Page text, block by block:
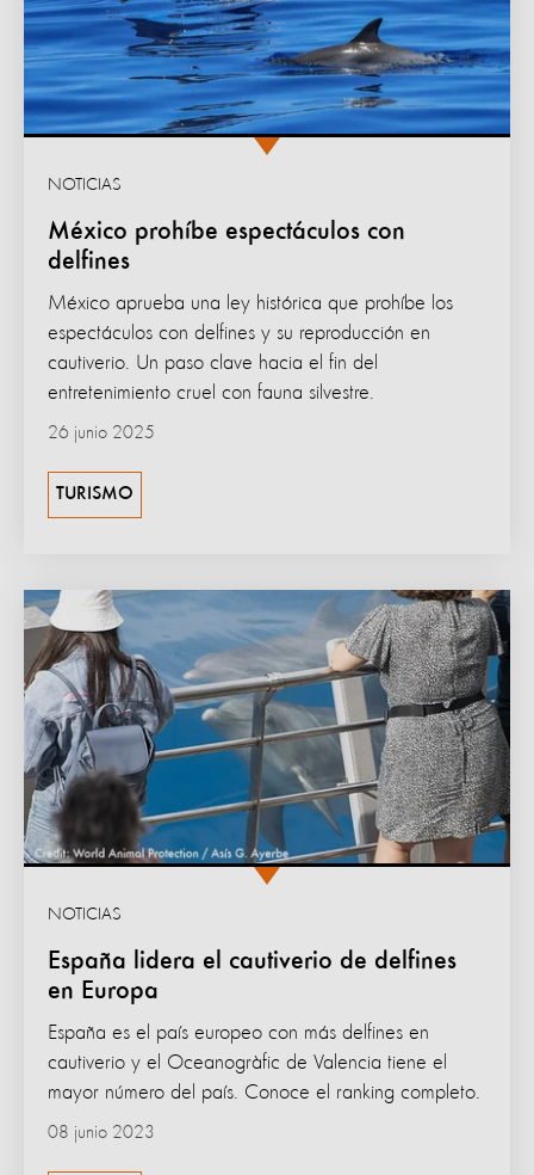
México prohíbe espectáculos con
delfines
NOTICIAS
México aprueba una ley histórica que prohíbe los
espectáculos con delfines y su reproducción en
cautiverio. Un paso clave hacia el fin del
entretenimiento cruel con fauna silvestre.
26 junio 2025
TURISMO
España lidera el cautiverio de delfines
en Europa
NOTICIAS
España es el país europeo con más delfines en
cautiverio y el Oceanogràfic de Valencia tiene el
mayor número del país. Conoce el ranking completo.
08 junio 2023